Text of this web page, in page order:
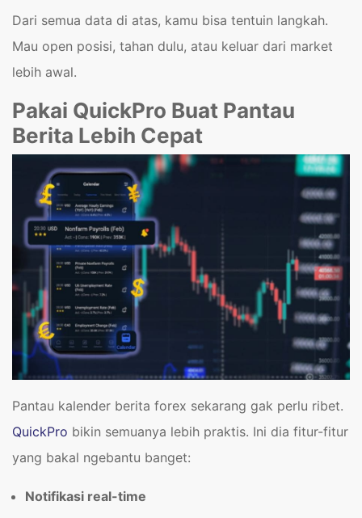
Dari semua data di atas, kamu bisa tentuin langkah.
Mau open posisi, tahan dulu, atau keluar dari market
lebih awal.
Pakai QuickPro Buat Pantau
Berita Lebih Cepat
Pantau kalender berita forex sekarang gak perlu ribet.
QuickPro bikin semuanya lebih praktis. Ini dia fitur-fitur
yang bakal ngebantu banget:
Notifikasi real-time